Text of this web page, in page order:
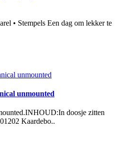
• Stempels Een dag om lekker te
unmounted
doosje zitten
Kaardebo..